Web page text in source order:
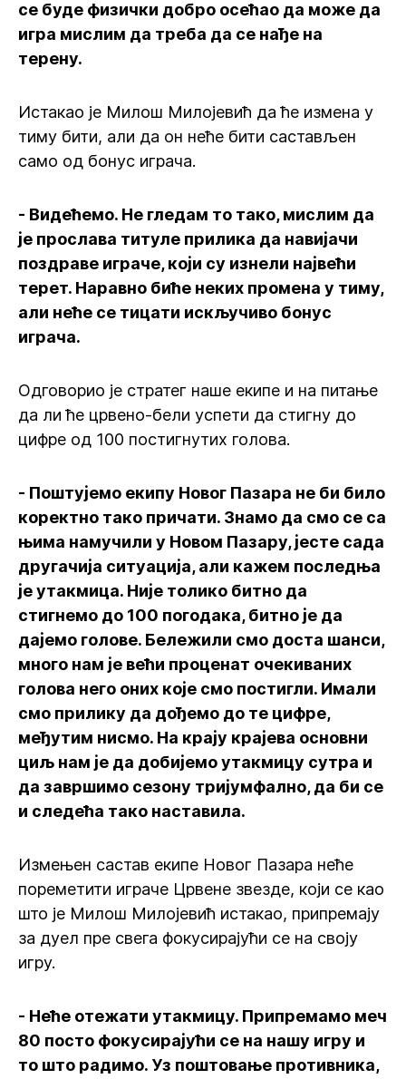
се буде физички добро осећао да може да
игра мислим да треба да се нађе на
терену.
Истакао је Милош Милојевић да ће измена у
тиму бити, али да он неће бити састављен
само од бонус играча.
- Видећемо. Не гледам то тако, мислим да
је прослава титуле прилика да навијачи
поздраве играче, који су изнели највећи
терет. Наравно биће неких промена у тиму,
али неће се тицати искључиво бонус
играча.
Одговорио је стратег наше екипе и на питање
да ли ће црвено-бели успети да стигну до
цифре од 100 постигнутих голова.
- Поштујемо екипу Новог Пазара не би било
коректно тако причати. Знамо да смо се са
њима намучили у Новом Пазару, јесте сада
другачија ситуација, али кажем последња
је утакмица. Није толико битно да
стигнемо до 100 погодака, битно је да
дајемо голове. Бележили смо доста шанси,
много нам је већи проценат очекиваних
голова него оних које смо постигли. Имали
смо прилику да дођемо до те цифре,
међутим нисмо. На крају крајева основни
циљ нам је да добијемо утакмицу сутра и
да завршимо сезону тријумфално, да би се
и следећа тако наставила.
Измењен састав екипе Новог Пазара неће
пореметити играче Црвене звезде, који се као
што је Милош Милојевић истакао, припремају
за дуел пре свега фокусирајући се на своју
игру.
- Неће отежати утакмицу. Припремамо меч
80 посто фокусирајући се на нашу игру и
то што радимо. Уз поштовање противника,